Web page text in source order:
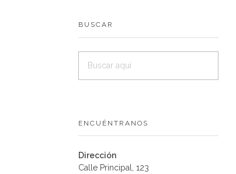
BUSCAR
ENCUÉNTRANOS
Dirección
Calle Principal, 123